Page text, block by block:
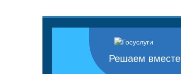
Решаем вместе